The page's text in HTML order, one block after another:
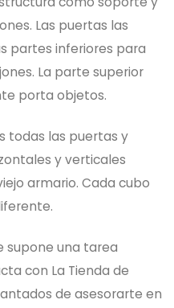
Las puertas las
partes inferiores para
La parte superior
porta objetos.
todas las puertas y
y verticales
armario. Cada cubo
supone una tarea
con La Tienda de
de asesorarte en